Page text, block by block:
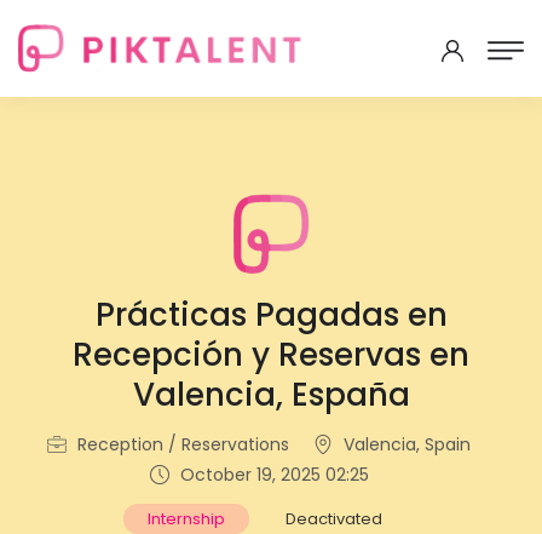
Prácticas Pagadas en
Recepción y Reservas en
Valencia, España
Reception / Reservations
Valencia, Spain
October 19, 2025 02:25
Internship Deactivated